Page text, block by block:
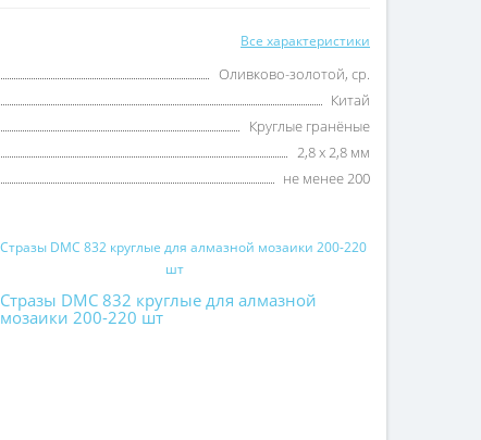
Все характеристики
Оливково-золотой, ср.
Китай
Круглые гранёные
2,8 х 2,8 мм
не менее 200
Стразы DMC 832 круглые для алмазной
мозаики 200-220 шт